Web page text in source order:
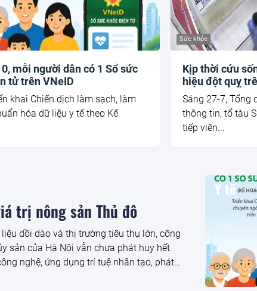
mỗi người dân có 1 Sổ sức
tử trên VNeID
khai Chiến dịch làm sạch, làm
hóa dữ liệu y tế theo Kế
Sức khỏe
Kịp thời cứu
hiệu đột quỵ
Sáng 27-7, Tổng
thông tin, tổ tàu
tiếp viên...
trị nông sản Thủ đô
dồi dào và thị trường tiêu thụ lớn, công
sản của Hà Nội vẫn chưa phát huy hết
nghệ, ứng dụng trí tuệ nhân tạo, phát
chính sách được xem là những giải
Y tế